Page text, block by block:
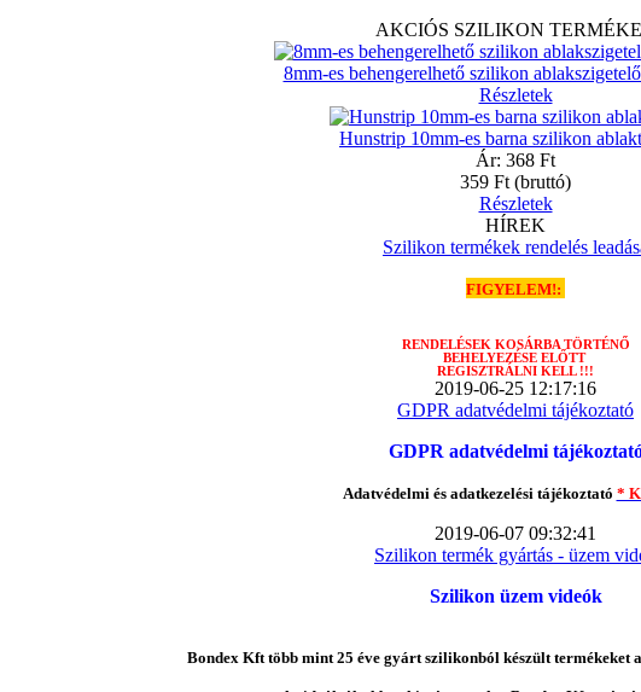
AKCIÓS SZILIKON
8mm-es behengerelhető szilikon
Részletek
Hunstrip 10mm-es barna szilikon
Ár: 368 Ft
359 Ft (bruttó)
Részletek
HÍREK
Szilikon termékek rendelés
FIGYELEM!:
RENDELÉSEK KOSÁRBA TÖRTÉNŐ
BEHELYEZÉSE ELŐTT
REGISZTRÁLNI KELL !!!
2019-06-25 12:17:16
GDPR adatvédelmi tájékoztató
GDPR adatvédelmi
Adatvédelmi és adatkezelési tájékoztató *
2019-06-07 09:32:41
Szilikon termék gyártás - üzem
Szilikon üzem videók
Bondex Kft több mint 25 éve gyárt szilikonból készült termékeket